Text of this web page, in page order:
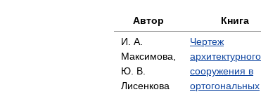
Автор Книга
И. А.
Максимова,
Ю. В.
Лисенкова
Чертеж
архитектурного
сооружения в
ортогональных